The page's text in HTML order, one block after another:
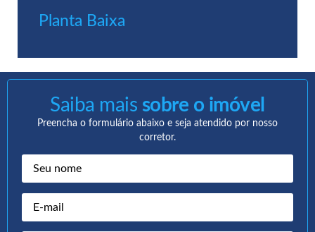
Planta Baixa
Saiba mais sobre o imóvel
Preencha o formulário abaixo e seja atendido por nosso
corretor.